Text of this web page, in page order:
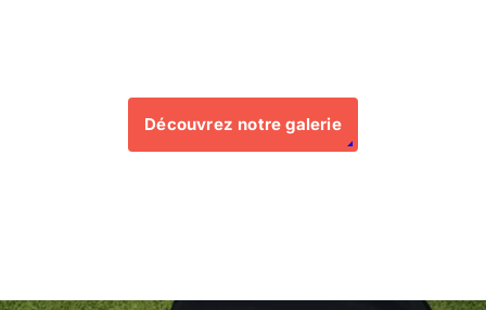
Découvrez notre galerie